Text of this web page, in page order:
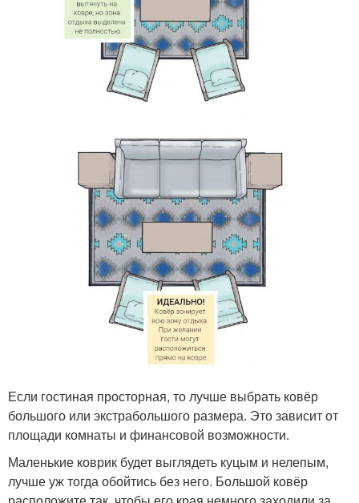
Если гостиная просторная, то лучше выбрать ковёр
большого или экстрабольшого размера. Это зависит от
площади комнаты и финансовой возможности.
Маленькие коврик будет выглядеть куцым и нелепым,
лучше уж тогда обойтись без него. Большой ковёр